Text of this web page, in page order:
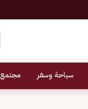
سياحة وسفر مجتمع